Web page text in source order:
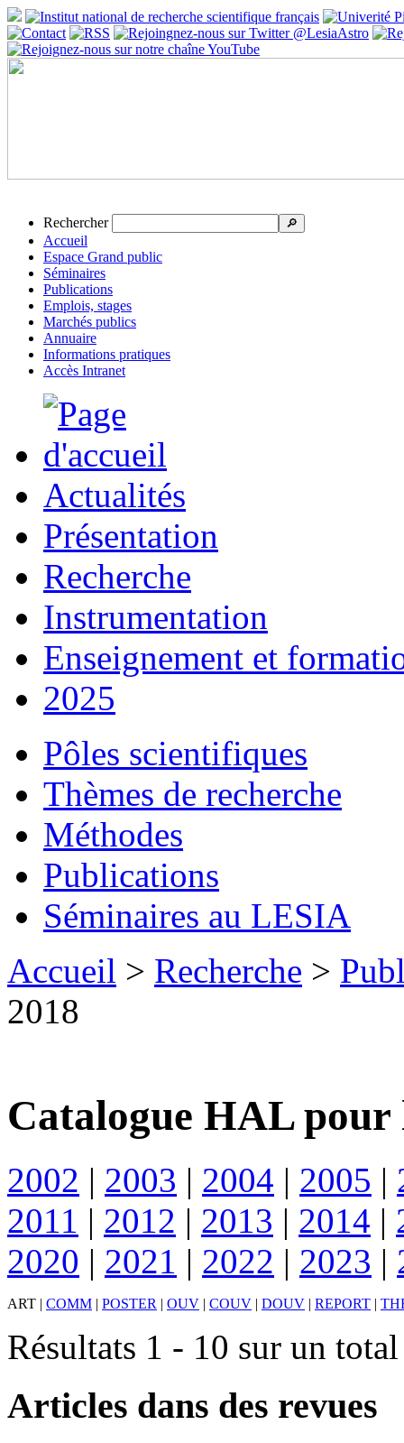
Rechercher 🔎
Accueil
Espace Grand public
Séminaires
Publications
Emplois, stages
Marchés publics
Annuaire
Informations pratiques
Accès Intranet
Actualités
Présentation
Recherche
Instrumentation
Enseignement et
2025
Pôles scientifiques
Thèmes de recherche
Méthodes
Publications
Séminaires au LESIA
Accueil > Recherche >
2018
Catalogue HAL pour
2002 | 2003 | 2004 | 2005 |
2011 | 2012 | 2013 | 2014 |
2020 | 2021 | 2022 | 2023 |
ART | COMM | POSTER | OUV | COUV | DOUV | REPORT |
Résultats 1 - 10 sur un
Articles dans des revues